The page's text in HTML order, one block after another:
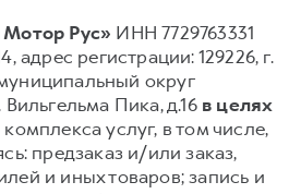
клиентам
автопарком
GWM
Защита+»
Рус» ИНН 7729763331
адрес регистрации: 129226, г.
округ
Пика, д.16 в целях
услуг, в том числе,
предзаказ и/или заказ,
и иных товаров; запись и